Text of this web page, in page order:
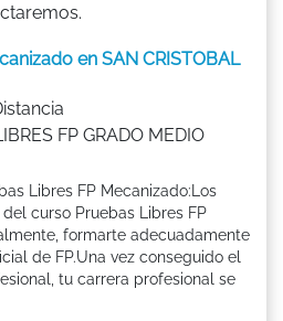
en SAN CRISTOBAL
FP GRADO MEDIO
Libres FP Mecanizado:Los
curso Pruebas Libres FP
formarte adecuadamente
de FP.Una vez conseguido el
tu carrera profesional se